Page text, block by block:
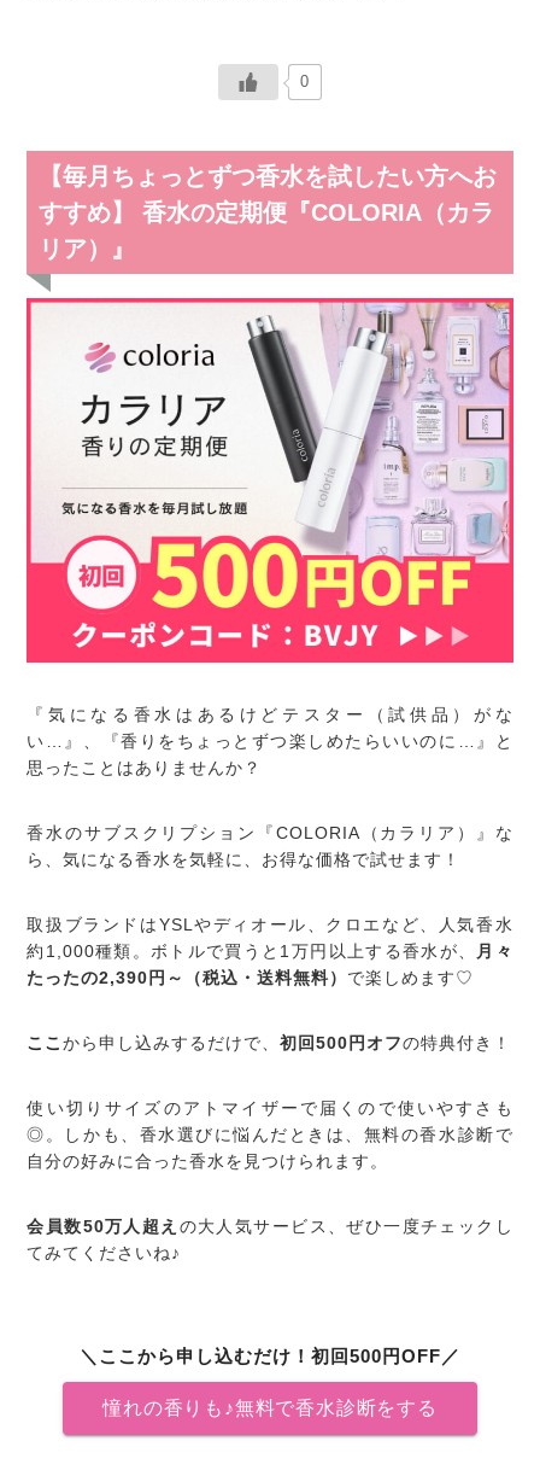
0
【毎月ちょっとずつ香水を試したい方へお
すすめ】 香水の定期便『COLORIA（カラ
リア）』
『気になる香水はあるけどテスター（試供品）がな
い…』、『香りをちょっとずつ楽しめたらいいのに…』と
思ったことはありませんか？
香水のサブスクリプション『COLORIA（カラリア）』な
ら、気になる香水を気軽に、お得な価格で試せます！
取扱ブランドはYSLやディオール、クロエなど、人気香水
約1,000種類。ボトルで買うと1万円以上する香水が、
月々
たったの2,390円～（税込・送料無料） で楽しめます♡
ここから申し込みするだけで、初回500円オフの特典付き！
使い切りサイズのアトマイザーで届くので使いやすさも
◎。しかも、香水選びに悩んだときは、無料の香水診断で
自分の好みに合った香水を見つけられます。
会員数50万人超え の大人気サービス、ぜひ一度チェックし
てみてくださいね♪
＼ここから申し込むだけ！初回500円OFF／
憧れの香りも♪無料で香水診断をする